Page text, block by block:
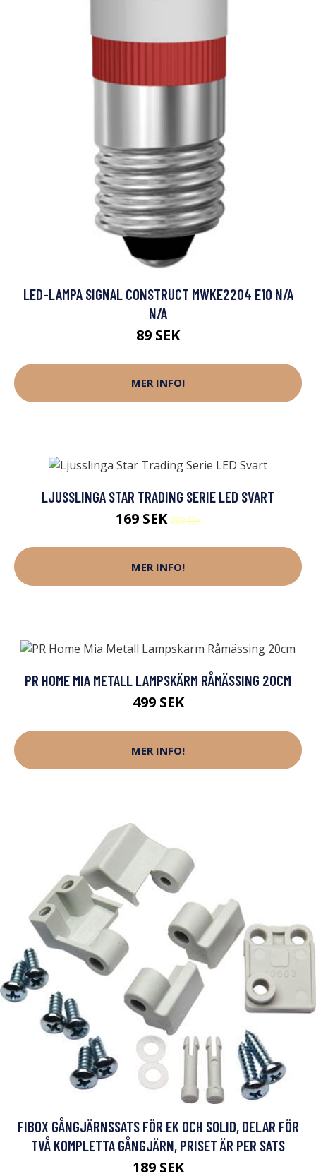
LED-LAMPA SIGNAL CONSTRUCT MWKE2204 E10 N/A
N/A
89 SEK
MER INFO!
LJUSSLINGA STAR TRADING SERIE LED SVART
169 SEK233 SEK
MER INFO!
PR HOME MIA METALL LAMPSKÄRM RÅMÄSSING 20CM
499 SEK
MER INFO!
FIBOX GÅNGJÄRNSSATS FÖR EK OCH SOLID, DELAR FÖR
TVÅ KOMPLETTA GÅNGJÄRN, PRISET ÄR PER SATS
189 SEK